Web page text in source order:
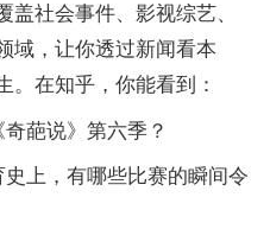
社会事件、影视综艺、
域，让你透过新闻看本
。在知乎，你能看到：
葩说》第六季？
，有哪些比赛的瞬间令